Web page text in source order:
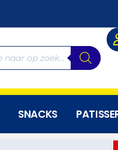
SNACKS